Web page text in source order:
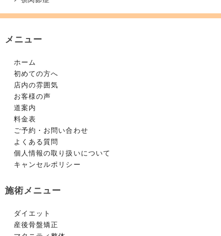
メニュー
ホーム
初めての方へ
店内の雰囲気
お客様の声
道案内
料金表
ご予約・お問い合わせ
よくある質問
個人情報の取り扱いについて
キャンセルポリシー
施術メニュー
ダイエット
産後骨盤矯正